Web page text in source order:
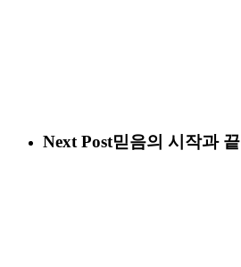
Next Post믿음의 시작과 끝